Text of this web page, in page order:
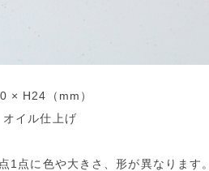
× H24（mm）
イル仕上げ
1点に色や大きさ、形が異なります。